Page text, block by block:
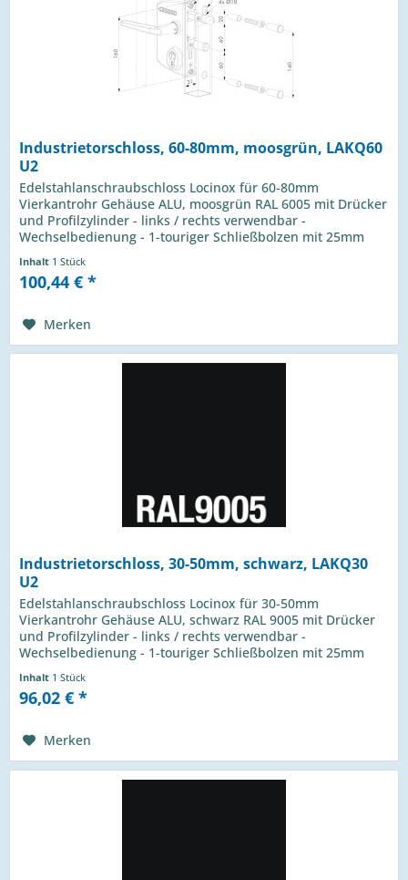
Industrietorschloss, 60-80mm, moosgrün, LAKQ60
U2
Edelstahlanschraubschloss Locinox für 60-80mm
Vierkantrohr Gehäuse ALU, moosgrün RAL 6005 mit Drücker
und Profilzylinder - links / rechts verwendbar -
Wechselbedienung - 1-touriger Schließbolzen mit 25mm
Inhalt 1 Stück
100,44 € *
Merken
Industrietorschloss, 30-50mm, schwarz, LAKQ30
U2
Edelstahlanschraubschloss Locinox für 30-50mm
Vierkantrohr Gehäuse ALU, schwarz RAL 9005 mit Drücker
und Profilzylinder - links / rechts verwendbar -
Wechselbedienung - 1-touriger Schließbolzen mit 25mm
Inhalt 1 Stück
96,02 € *
Merken